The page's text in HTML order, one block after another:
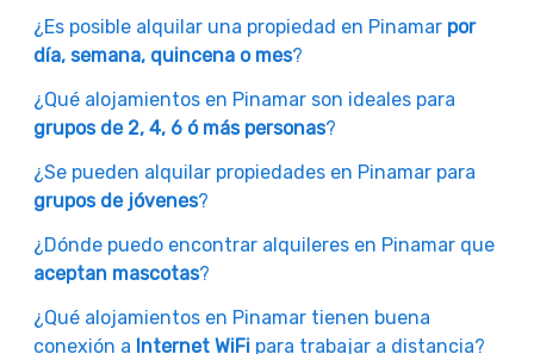
¿Es posible alquilar una propiedad en Pinamar por
día, semana, quincena o mes?
¿Qué alojamientos en Pinamar son ideales para
grupos de 2, 4, 6 ó más personas?
¿Se pueden alquilar propiedades en Pinamar para
grupos de jóvenes?
¿Dónde puedo encontrar alquileres en Pinamar que
aceptan mascotas?
¿Qué alojamientos en Pinamar tienen buena
conexión a Internet WiFi para trabajar a distancia?